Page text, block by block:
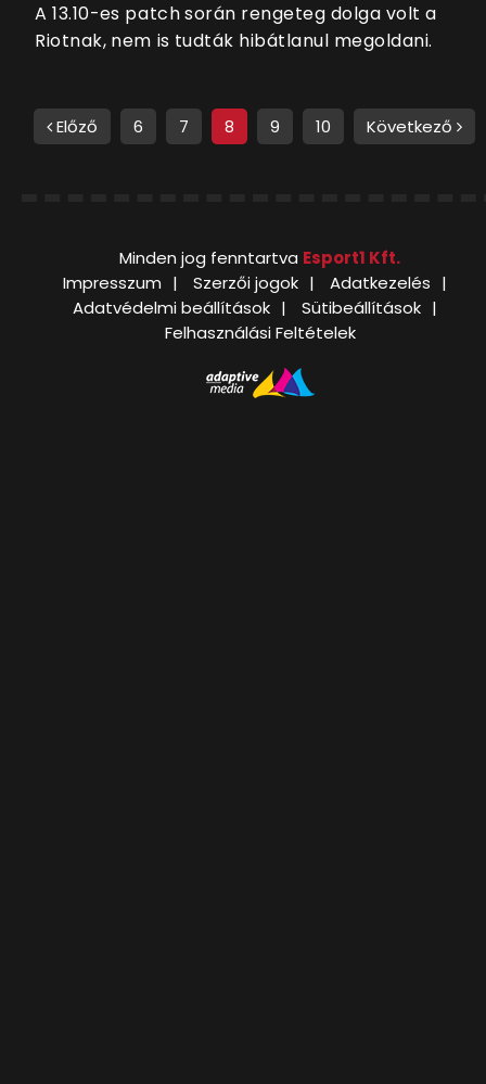
A 13.10-es patch során rengeteg dolga volt a
Riotnak, nem is tudták hibátlanul megoldani.
Előző 6 7 8 9 10 Következő
Minden jog fenntartva Esport1 Kft.
Impresszum
Szerzői jogok
Adatkezelés
Adatvédelmi beállítások
Sütibeállítások
Felhasználási Feltételek